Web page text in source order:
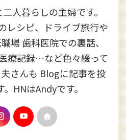
人暮らしの主婦です。
レシピ、ドライブ旅行や
場 歯科医院での裏話、
療記録…など色々綴って
さんも Blogに記事を投
HNはAndyです。